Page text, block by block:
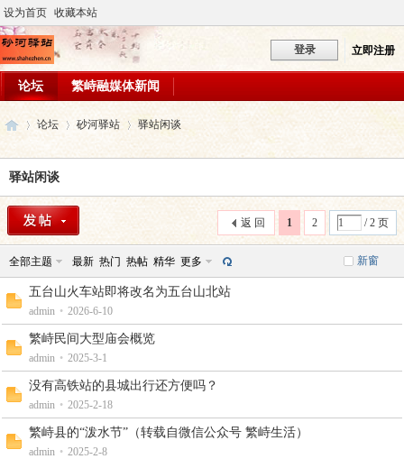
设为首页 收藏本站
登录 立即注册
论坛 繁峙融媒体新闻
论坛 砂河驿站 驿站闲谈
驿站闲谈
1 2 / 2 页
返 回
新窗
全部主题 最新 热门 热帖 精华 更多
五台山火车站即将改名为五台山北站
admin • 2026-6-10
繁峙民间大型庙会概览
admin • 2025-3-1
没有高铁站的县城出行还方便吗？
admin • 2025-2-18
繁峙县的“泼水节”（转载自微信公众号 繁峙生活）
admin • 2025-2-8